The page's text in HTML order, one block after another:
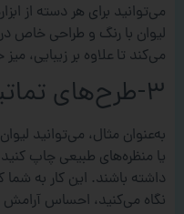
می‌توانید برای هر دسته از
لیوان با رنگ و طراحی خاص
می‌کند تا علاوه بر زیبایی،
۳-طرح‌های تماتیک:
به‌عنوان مثال، می‌توانید
یا منظره‌های طبیعی چاپ
داشته باشند. این کار به
نگاه می‌کنید، احساس آرامش